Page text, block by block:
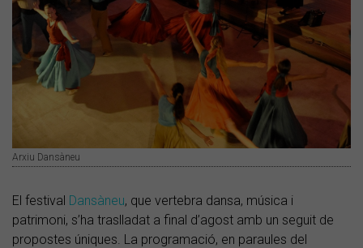
Arxiu Dansàneu
El festival Dansàneu, que vertebra dansa, música i
patrimoni, s’ha traslladat a final d’agost amb un seguit de
propostes úniques. La programació, en paraules del